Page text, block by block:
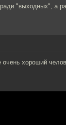
"выходных", а
хороший